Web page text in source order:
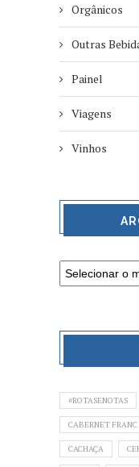
Orgânicos
Outras
Painel
Viagens
Vinhos
#ROTASENOTAS
CABERNET FRANC
CACHAÇA